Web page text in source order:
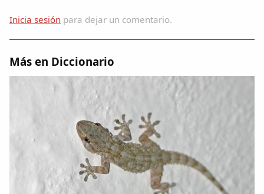
Cancionero Local
La palra
Inicia sesión para dejar un comentario.
Más en Diccionario